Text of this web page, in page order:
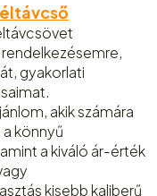
gyakorlati
akik számára
könnyű
a kiváló ár-érték
kisebb kaliberű